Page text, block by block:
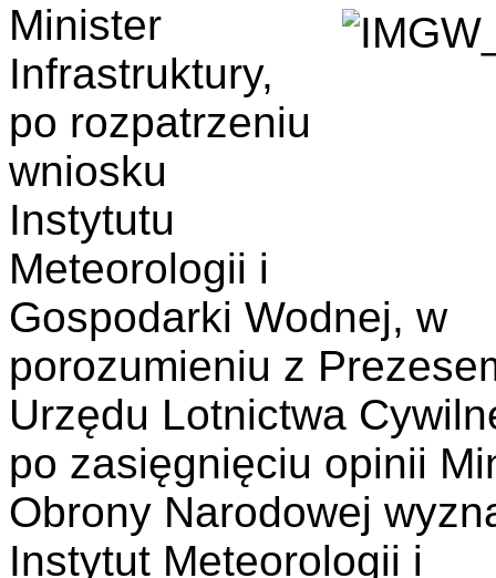
Minister
Infrastruktury,
po rozpatrzeniu
wniosku
Instytutu
Meteorologii i
Gospodarki Wodnej, w
porozumieniu z
Urzędu Lotnictwa
po zasięgnięciu opinii
Obrony Narodowej
Instytut Meteorologii i